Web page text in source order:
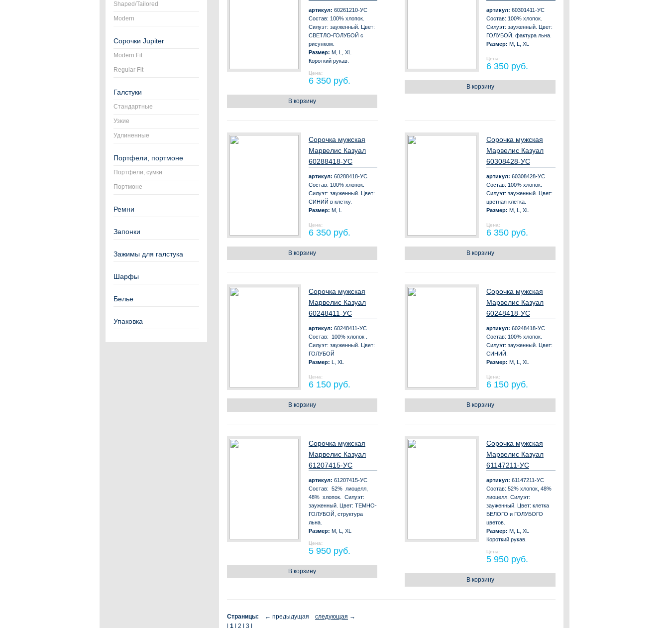
Shaped/Tailored
Modern
Сорочки Jupiter
Modern Fit
Regular Fit
Галстуки
Стандартные
Узкие
Удлиненные
Портфели, портмоне
Портфели, сумки
Портмоне
Ремни
Запонки
Зажимы для галстука
Шарфы
Белье
Упаковка
артикул: 60261210-УС
Состав: 100% хлопок.
Силуэт: зауженный. Цвет:
СВЕТЛО-ГОЛУБОЙ с
рисунком.
Размер: M, L, XL
Короткий рукав.
Цена:
6 350 руб.
В корзину
артикул: 60301411-УС
Состав: 100% хлопок.
Силуэт: зауженный. Цвет:
ГОЛУБОЙ, фактура льна.
Размер: M, L, XL
Цена:
6 350 руб.
В корзину
Сорочка мужская
Марвелис Казуал
60288418-УС
артикул: 60288418-УС
Состав: 100% хлопок.
Силуэт: зауженный. Цвет:
СИНИЙ в клетку.
Размер: M, L
Цена:
6 350 руб.
В корзину
Сорочка мужская
Марвелис Казуал
60308428-УС
артикул: 60308428-УС
Состав: 100% хлопок.
Силуэт: зауженный. Цвет:
цветная клетка.
Размер: M, L, XL
Цена:
6 350 руб.
В корзину
Сорочка мужская
Марвелис Казуал
60248411-УС
артикул: 60248411-УС
Состав: 100% хлопок .
Силуэт: зауженный. Цвет:
ГОЛУБОЙ
Размер: L, XL
Цена:
6 150 руб.
В корзину
Сорочка мужская
Марвелис Казуал
60248418-УС
артикул: 60248418-УС
Состав: 100% хлопок.
Силуэт: зауженный. Цвет:
СИНИЙ.
Размер: M, L, XL
Цена:
6 150 руб.
В корзину
Сорочка мужская
Марвелис Казуал
61207415-УС
артикул: 61207415-УС
Состав: 52% лиоцелл,
48% хлопок. Силуэт:
зауженный. Цвет: ТЕМНО-
ГОЛУБОЙ, структура
льна.
Размер: M, L, XL
Цена:
5 950 руб.
В корзину
Сорочка мужская
Марвелис Казуал
61147211-УС
артикул: 61147211-УС
Состав: 52% хлопок, 48%
лиоцелл. Силуэт:
зауженный. Цвет: клетка
БЕЛОГО и ГОЛУБОГО
цветов.
Размер: M, L, XL
Короткий рукав.
Цена:
5 950 руб.
В корзину
Страницы: ← предыдущая следующая →
1 2 3